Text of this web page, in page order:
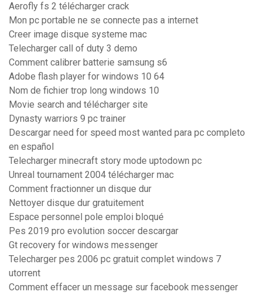
Aerofly fs 2 télécharger crack
Mon pc portable ne se connecte pas a internet
Creer image disque systeme mac
Telecharger call of duty 3 demo
Comment calibrer batterie samsung s6
Adobe flash player for windows 10 64
Nom de fichier trop long windows 10
Movie search and télécharger site
Dynasty warriors 9 pc trainer
Descargar need for speed most wanted para pc completo
en español
Telecharger minecraft story mode uptodown pc
Unreal tournament 2004 télécharger mac
Comment fractionner un disque dur
Nettoyer disque dur gratuitement
Espace personnel pole emploi bloqué
Pes 2019 pro evolution soccer descargar
Gt recovery for windows messenger
Telecharger pes 2006 pc gratuit complet windows 7
utorrent
Comment effacer un message sur facebook messenger